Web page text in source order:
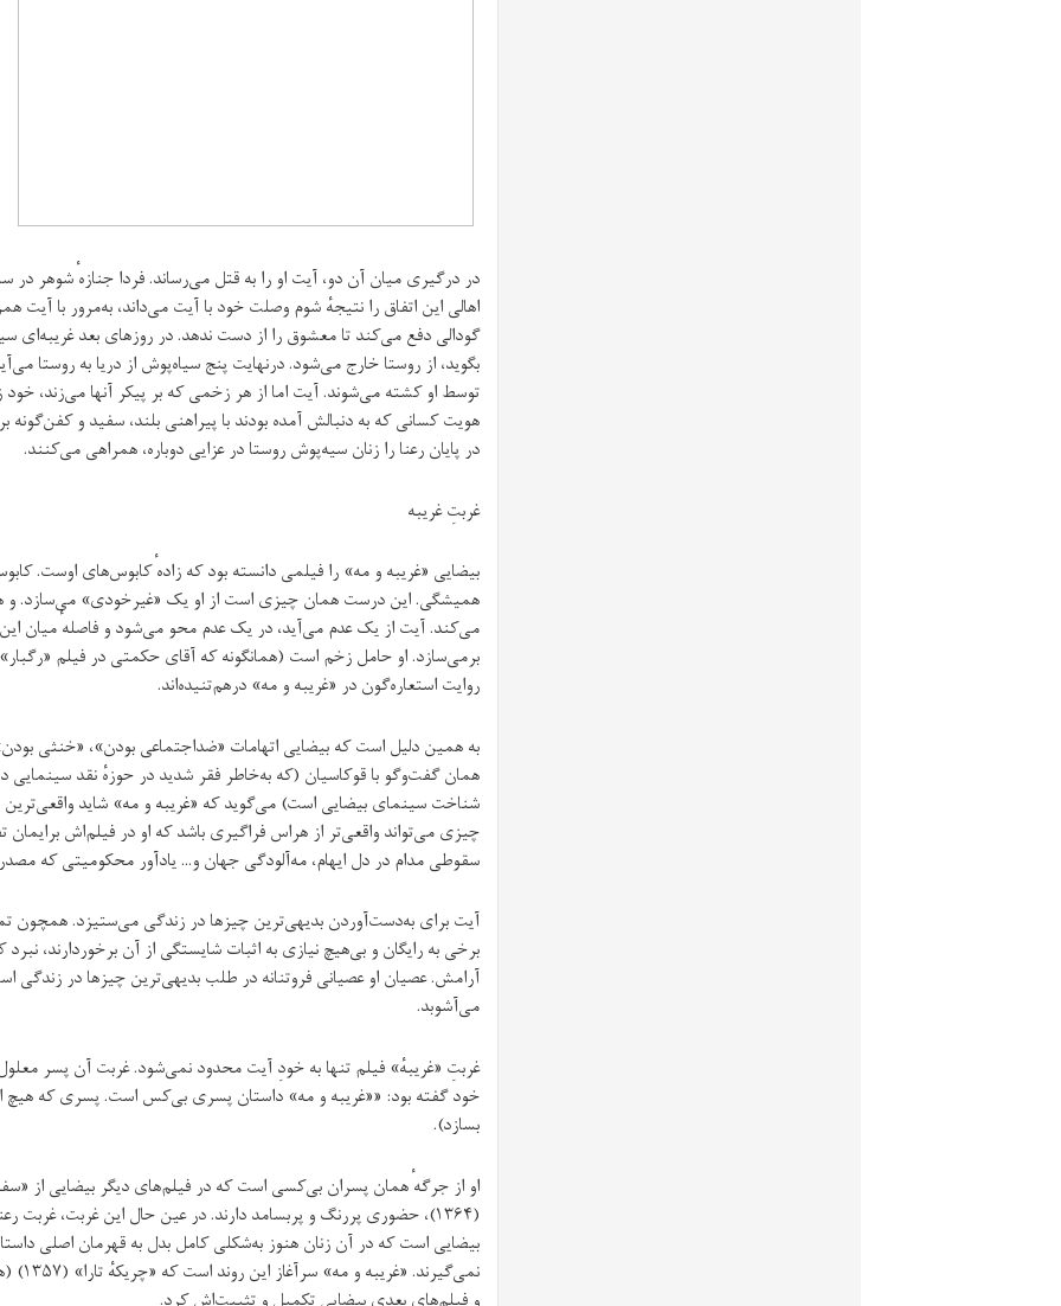
در درگیری میان آن دو، آیت او را به قتل می‌رساند. فردا جنازه‌ٔ شوهر در
اهالی این اتفاق را نتیجهٔ شوم وصلت خود با آیت می‌داند، به‌مرور با
گودالی دفع می‌کند تا معشوق را از دست ندهد. در روزهای بعد غریبه‌ای
بگوید، از روستا خارج می‌شود. درنهایت پنج سیاه‌پوش از دریا به روستا
توسط او کشته می‌شوند. آیت اما از هر زخمی که بر پیکر آنها می‌زند،
هویت کسانی که به دنبالش آمده بودند با پیراهنی بلند، سفید و
در پایان رعنا را زنان سیه‌پوش روستا در عزایی دوباره، همراهی می‌کنند.
غربتِ غریبه
بیضایی «غریبه و مه» را فیلمی دانسته بود که زاده‌ٔ کابوس‌های اوست.
همیشگی. این درست همان چیزی است از او یک «غیرخودی» می‌سازد. و
می‌کند. آیت از یک عدم می‌آید، در یک عدم محو می‌شود و فاصله‌ٔ میان
برمی‌سازد. او حامل زخم است (همانگونه که آقای حکمتی در فیلم
روایت استعاره‌گون در «غریبه و مه» در‌هم‌تنیده‌اند.
به همین دلیل است که بیضایی اتهامات «ضد‌اجتماعی بودن»، «خنثی
همان گفت‌وگو با قوکاسیان (که به‌خاطر فقر شدید در حوزهٔ نقد سینمایی
شناخت سینمای بیضایی ا‌ست) می‌گوید که «غریبه و مه» شاید
چیزی می‌تواند واقعی‌تر از هراس فراگیری باشد که او در فیلم‌اش برایمان
سقوطی مدام در دل ایهام، مه‌آلودگی جهان و… یادآور محکومیتی که
آیت برای به‌دست‌آوردن بدیهی‌ترین چیزها در زندگی می‌ستیزد. همچون
برخی به رایگان و بی‌هیچ نیازی به اثبات شایستگی از آن برخوردارند،
آرامش. عصیان او عصیانی فروتنانه در طلب بدیهی‌ترین چیزها در
می‌آشوبد.
غربتِ «غریبهٔ» فیلم تنها به خودِ آیت محدود نمی‌شود. غربت آن پسر
خود گفته بود: ««غریبه و مه» داستان پسری بی‌کس است. پسری که هیچ
بسازد).
(۱۳۶۴)، حضوری پررنگ و پربسامد دارند. در عین حال این غربت،
بیضایی ا‌ست که در آن زنان هنوز به‌شکلی کامل بدل به قهرمان اصلی